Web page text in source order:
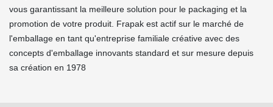
vous garantissant la meilleure solution pour le packaging et la
promotion de votre produit. Frapak est actif sur le marché de
l'emballage en tant qu'entreprise familiale créative avec des
concepts d'emballage innovants standard et sur mesure depuis
sa création en 1978